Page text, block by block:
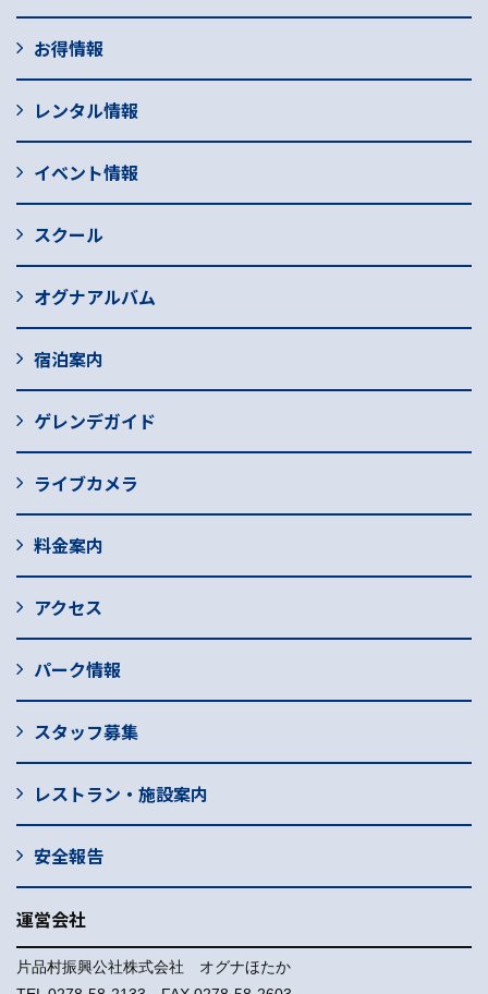
お得情報
レンタル情報
イベント情報
スクール
オグナアルバム
宿泊案内
ゲレンデガイド
ライブカメラ
料金案内
アクセス
パーク情報
スタッフ募集
レストラン・施設案内
安全報告
運営会社
片品村振興公社株式会社 オグナほたか